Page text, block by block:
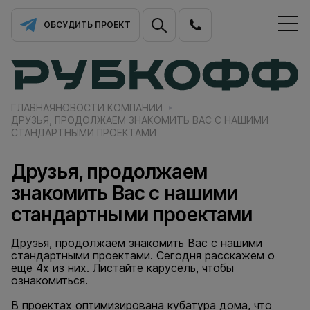
ОБСУДИТЬ ПРОЕКТ
ГЛАВНАЯНОВОСТИ КОМПАНИИ
ДРУЗЬЯ, ПРОДОЛЖАЕМ ЗНАКОМИТЬ ВАС С НАШИМИ
СТАНДАРТНЫМИ ПРОЕКТАМИ
Друзья, продолжаем
знакомить Вас с нашими
стандартными проектами
Друзья, продолжаем знакомить Вас с нашими
стандартными проектами. Сегодня расскажем о
еще 4х из них. Листайте карусель, чтобы
ознакомиться.
В проектах оптимизирована кубатура дома, что